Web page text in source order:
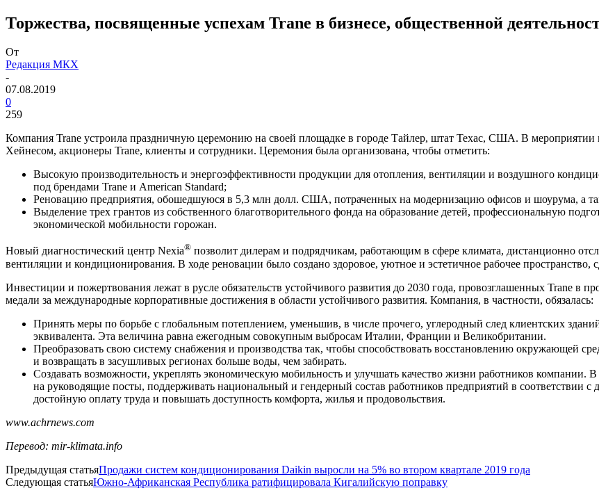
Торжества, посвященные успехам Trane в бизнесе, общественной
От
Редакция МКХ
-
07.08.2019
0
259
Компания Trane устроила праздничную церемонию на своей площадке в городе Тайлер, штат Техас, США. В
Хейнесом, акционеры Trane, клиенты и сотрудники. Церемония была организована, чтобы отметить:
Высокую производительность и энергоэффективности продукции для отопления, вентиляции и воздушного
под брендами Trane и American Standard;
Реновацию предприятия, обошедшуюся в 5,3 млн долл. США, потраченных на модернизацию офисов и шоурума, а
Выделение трех грантов из собственного благотворительного фонда на образование детей, профессиональную
экономической мобильности горожан.
Новый диагностический центр Nexia® позволит дилерам и подрядчикам, работающим в сфере климата, дистанционно
вентиляции и кондиционирования. В ходе реновации было создано здоровое, уютное и эстетичное рабочее пространство,
Инвестиции и пожертвования лежат в русле обязательств устойчивого развития до 2030 года, провозглашенных Trane в
медали за международные корпоративные достижения в области устойчивого развития. Компания, в частности, обязалась:
Принять меры по борьбе с глобальным потеплением, уменьшив, в числе прочего, углеродный след клиентских
эквивалента. Эта величина равна ежегодным совокупным выбросам Италии, Франции и Великобритании.
Преобразовать свою систему снабжения и производства так, чтобы способствовать восстановлению окружающей
и возвращать в засушливых регионах больше воды, чем забирать.
Создавать возможности, укреплять экономическую мобильность и улучшать качество жизни работников компании.
на руководящие посты, поддерживать национальный и гендерный состав работников предприятий в соответствии с
достойную оплату труда и повышать доступность комфорта, жилья и продовольствия.
www.achrnews.com
Перевод: mir-klimata.info
Предыдущая статьяПродажи систем кондиционирования Daikin выросли на 5% во втором квартале 2019 года
Следующая статьяЮжно-Африканская Республика ратифицировала Кигалийскую поправку